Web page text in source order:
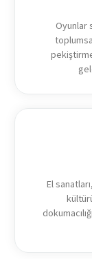
Oyunlar
El